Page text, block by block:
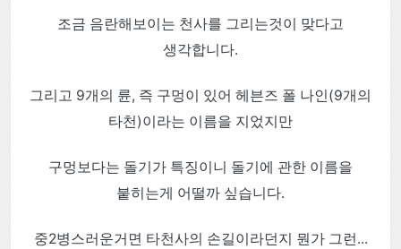
조금 음란해보이는 천사를 그리는것이 맞다고
생각합니다.
그리고 9개의 륜, 즉 구멍이 있어 헤븐즈 폴 나인(9개의
타천)이라는 이름을 지었지만
구멍보다는 돌기가 특징이니 돌기에 관한 이름을
붙히는게 어떨까 싶습니다.
중2병스러운거면 타천사의 손길이라던지 뭔가 그런...